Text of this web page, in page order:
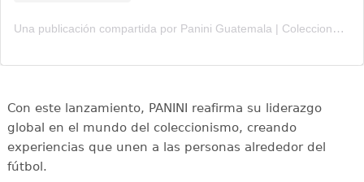
Una publicación compartida por Panini Guatemala | Colecciona (@panini_officialpartner_gt)
Con este lanzamiento, PANINI reafirma su liderazgo
global en el mundo del coleccionismo, creando
experiencias que unen a las personas alrededor del
fútbol.